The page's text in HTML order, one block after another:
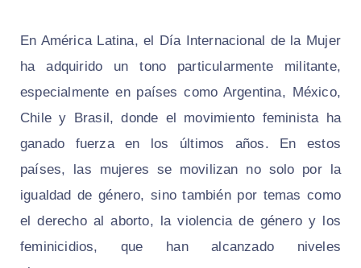
En América Latina, el Día Internacional de la Mujer
ha adquirido un tono particularmente militante,
especialmente en países como Argentina, México,
Chile y Brasil, donde el movimiento feminista ha
ganado fuerza en los últimos años. En estos
países, las mujeres se movilizan no solo por la
igualdad de género, sino también por temas como
el derecho al aborto, la violencia de género y los
feminicidios, que han alcanzado niveles